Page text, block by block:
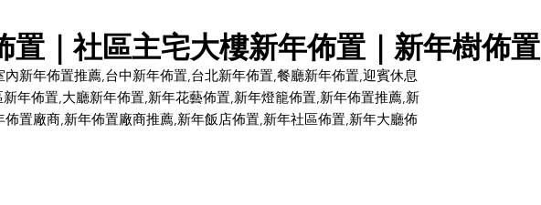
置｜社區主宅大樓新年佈置｜新年樹佈置
內新年佈置推薦,台中新年佈置,台北新年佈置,餐廳新年佈置,迎賓休息
新年佈置,大廳新年佈置,新年花藝佈置,新年燈籠佈置,新年佈置推薦,新
佈置廠商,新年佈置廠商推薦,新年飯店佈置,新年社區佈置,新年大廳佈